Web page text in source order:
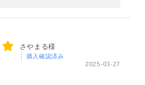
さやまる様
購入確認済み
2025-03-27